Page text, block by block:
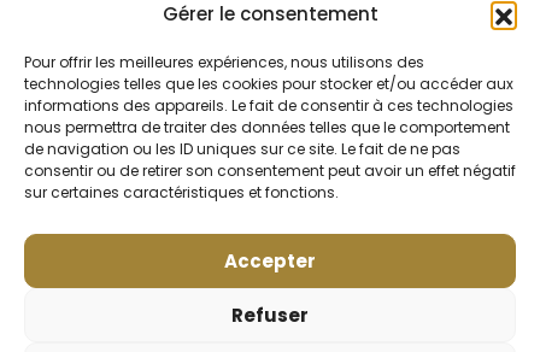
Gérer le consentement
Pour offrir les meilleures expériences, nous utilisons des
technologies telles que les cookies pour stocker et/ou accéder aux
informations des appareils. Le fait de consentir à ces technologies
nous permettra de traiter des données telles que le comportement
de navigation ou les ID uniques sur ce site. Le fait de ne pas
consentir ou de retirer son consentement peut avoir un effet négatif
sur certaines caractéristiques et fonctions.
Accepter
Refuser
OUVERT TOUS LES JOURS
Voir nos horaires
MENTIONS LÉGALES
POLITIQUE DE CONFIDENTIALITÉ